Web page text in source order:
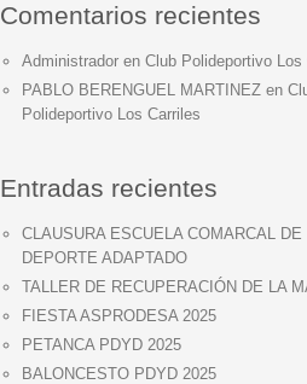
Comentarios recientes
Administrador enClub Polideportivo Los
PABLO BERENGUEL MARTINEZ en
Polideportivo Los Carriles
Entradas recientes
CLAUSURA ESCUELA COMARCAL DE
DEPORTE ADAPTADO
TALLER DE RECUPERACIÓN DE LA
FIESTA ASPRODESA 2025
PETANCA PDYD 2025
BALONCESTO PDYD 2025